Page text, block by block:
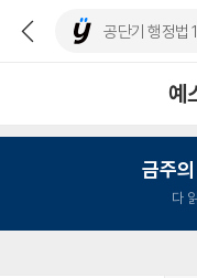
예
금주
다